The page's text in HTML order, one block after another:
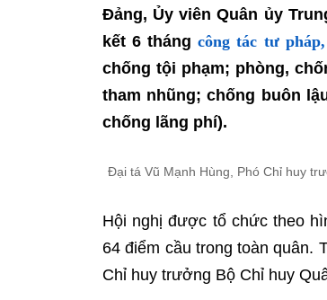
Đảng, Ủy viên Quân ủy
kết 6 tháng công tác tư
chống tội phạm; phòng,
tham nhũng; chống buôn
chống lãng phí).
Đại tá Vũ Mạnh Hùng, Phó Chỉ huy
Hội nghị được tổ chức theo
64 điểm cầu trong toàn quân.
Chỉ huy trưởng Bộ Chỉ huy